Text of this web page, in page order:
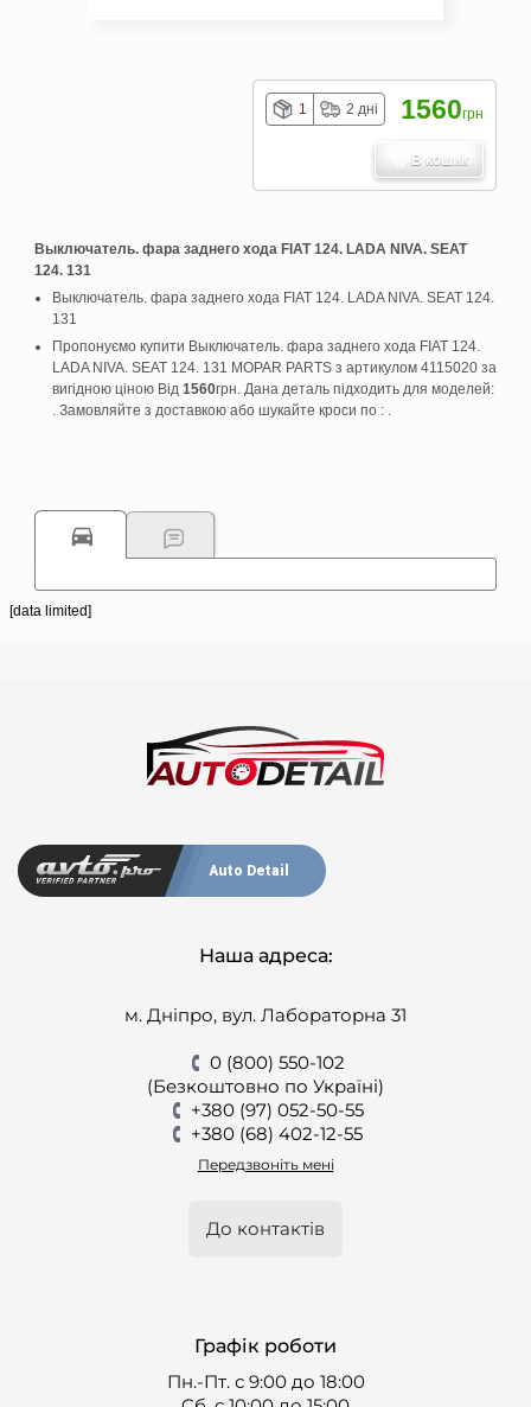
Выключатель. фара заднего хода FIAT 124. LADA NIVA. SEAT
124. 131
Выключатель. фара заднего хода FIAT 124. LADA NIVA. SEAT 124.
131
Пропонуємо купити Выключатель. фара заднего хода FIAT 124.
LADA NIVA. SEAT 124. 131 MOPAR PARTS з артикулом 4115020 за
вигідною ціною Від 1560грн. Дана деталь підходить для моделей:
. Замовляйте з доставкою або шукайте кроси по : .
1 2 дні 1560грн
В кошик
[data limited]
Auto Detail
Наша адреса:
м. Дніпро, вул. Лабораторна 31
0 (800) 550-102
(Безкоштовно по Україні)
+380 (97) 052-50-55
+380 (68) 402-12-55
Передзвоніть мені
До контактів
Графік роботи
Пн.-Пт. с 9:00 до 18:00